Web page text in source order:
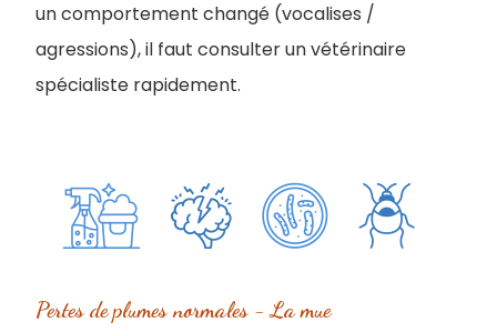
un comportement changé (vocalises /
agressions), il faut consulter un vétérinaire
spécialiste rapidement.
Pertes de plumes normales - La mue